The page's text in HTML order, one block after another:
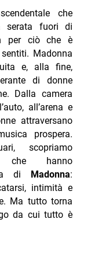
che
serata fuori di
per ciò che è
Madonna
e, alla fine,
di donne
Dalla camera
all’arena e
attraversano
prospera.
scopriamo
che hanno
di
Madonna:
intimità e
Ma tutto torna
da cui tutto è